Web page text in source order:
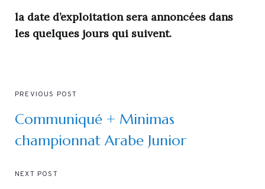
la date d’exploitation sera annoncées dans
les quelques jours qui suivent.
PREVIOUS POST
Communiqué + Minimas
championnat Arabe Junior
NEXT POST